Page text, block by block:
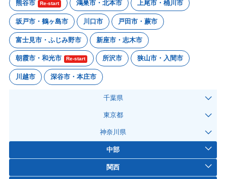
熊谷市 Re-start 鴻巣市・北本市 上尾市・桶川市
坂戸市・鶴ヶ島市 川口市 戸田市・蕨市
富士見市・ふじみ野市 新座市・志木市
朝霞市・和光市 Re-start 所沢市 狭山市・入間市
川越市 深谷市・本庄市
千葉県
東京都
神奈川県
中部
関西